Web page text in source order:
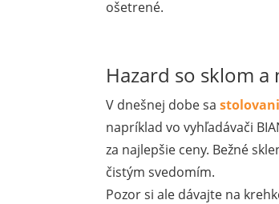
ošetrené.
Hazard so sklom a
V dnešnej dobe sa
napríklad vo vyhľadávači
za najlepšie ceny. Bežné
čistým svedomím.
Pozor si ale dávajte na